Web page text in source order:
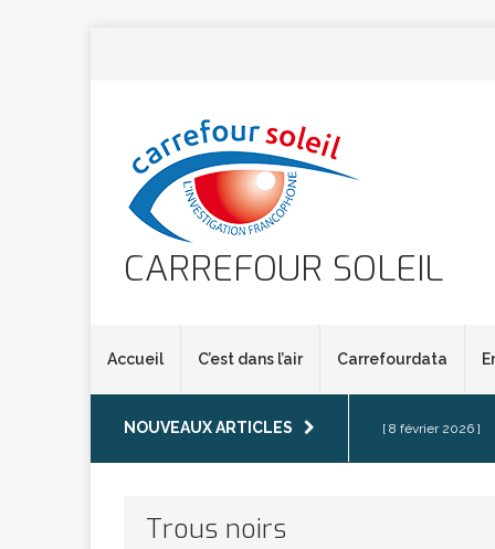
CARREFOUR SOLEIL
Accueil C’est dans l’air Carrefourdata
NOUVEAUX ARTICLES [ 8 février 2026 ]
Trous noirs